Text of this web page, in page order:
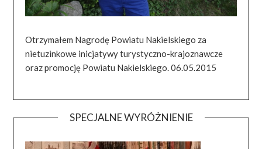
Otrzymałem Nagrodę Powiatu Nakielskiego za
nietuzinkowe inicjatywy turystyczno-krajoznawcze
oraz promocję Powiatu Nakielskiego. 06.05.2015
SPECJALNE WYRÓŻNIENIE